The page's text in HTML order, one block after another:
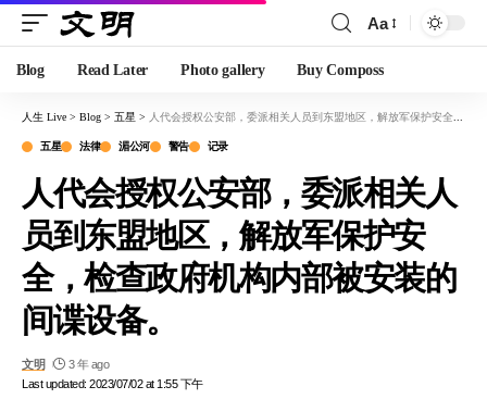
Aa
Blog Read Later Photo gallery Buy Composs
人生 Live > Blog > 五星 > 人代会授权公安部，委派相关人员到东盟地区，解放军保护安全，检查政府机构内部被安装的间谍设备。
五星 法律 湄公河 警告 记录
人代会授权公安部，委派相关人
员到东盟地区，解放军保护安
全，检查政府机构内部被安装的
间谍设备。
Last updated: 2023/07/02 at 1:55 下午
文明 3 年 ago